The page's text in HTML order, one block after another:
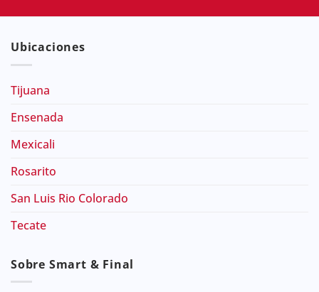
Ubicaciones
Tijuana
Ensenada
Mexicali
Rosarito
San Luis Rio Colorado
Tecate
Sobre Smart & Final